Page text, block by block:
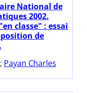
National de
2002.
classe" : essai
de
; Payan Charles